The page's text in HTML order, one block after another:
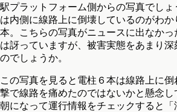
駅プラットフォーム側からの写真でし
は内側に線路上に倒壊しているのがわ
本。こちらの写真がニュースに出なか
は訝っていますが、被害実態をあまり
のでしょうか。
この写真を見ると電柱６本は線路上に
撃で線路を痛めたのではないかと懸念
朝になって運行情報をチェックすると